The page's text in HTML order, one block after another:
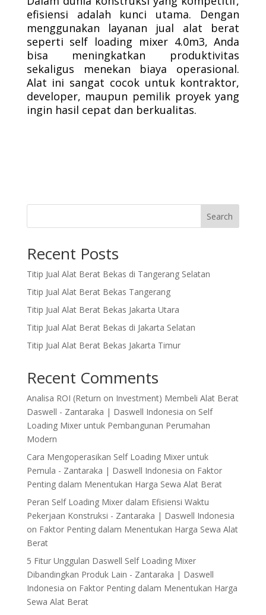
efisiensi adalah kunci utama. Dengan
menggunakan layanan jual alat berat
seperti self loading mixer 4.0m3, Anda
bisa meningkatkan produktivitas
sekaligus menekan biaya operasional.
Alat ini sangat cocok untuk kontraktor,
developer, maupun pemilik proyek yang
ingin hasil cepat dan berkualitas.
Search
Recent Posts
Titip Jual Alat Berat Bekas di Tangerang Selatan
Titip Jual Alat Berat Bekas Tangerang
Titip Jual Alat Berat Bekas Jakarta Utara
Titip Jual Alat Berat Bekas di Jakarta Selatan
Titip Jual Alat Berat Bekas Jakarta Timur
Recent Comments
Analisa ROI (Return on Investment) Membeli Alat Berat
Daswell - Zantaraka | Daswell Indonesia on Self
Loading Mixer untuk Pembangunan Perumahan
Modern
Cara Mengoperasikan Self Loading Mixer untuk
Pemula - Zantaraka | Daswell Indonesia on Faktor
Penting dalam Menentukan Harga Sewa Alat Berat
Peran Self Loading Mixer dalam Efisiensi Waktu
Pekerjaan Konstruksi - Zantaraka | Daswell Indonesia
on Faktor Penting dalam Menentukan Harga Sewa Alat
Berat
5 Fitur Unggulan Daswell Self Loading Mixer
Dibandingkan Produk Lain - Zantaraka | Daswell
Indonesia on Faktor Penting dalam Menentukan Harga
Sewa Alat Berat